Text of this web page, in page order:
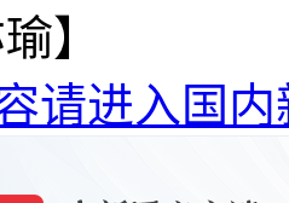
】
请进入国内